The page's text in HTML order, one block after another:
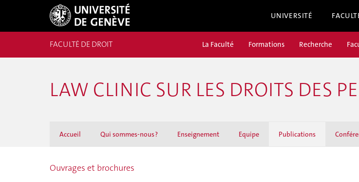
UNIVERSITÉ
FACULTÉ DE DROIT La Faculté Formations Recherche
LAW CLINIC SUR LES DROITS DES
Accueil Qui sommes-nous ? Enseignement Equipe Publications
Ouvrages et brochures